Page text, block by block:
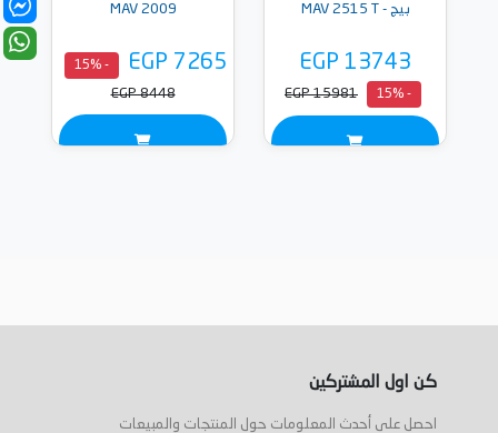
بيج - MAV 2515 T
EGP 13743
- 15%
EGP 15981
MAV 2009
EGP 7265
- 15%
EGP 8448
كن اول المشتركين
احصل على أحدث المعلومات حول المنتجات والمبيعات